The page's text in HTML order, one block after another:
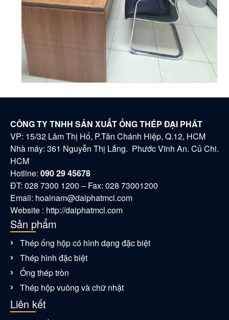
CÔNG TY TNHH SẢN XUẤT ỐNG THÉP ĐẠI PHÁT
VP: 15/32 Lâm Thị Hố, P.Tân Chánh Hiệp, Q.12, HCM
Nhà máy: 361 Nguyễn Thị Lắng. Phước Vĩnh An. Củ Chi.
HCM
Hotline: 090 29 45678
ĐT: 028 7300 1200 – Fax: 028 73001200
Email: hoainam@daiphatmcl.com
Website : http://daiphatmcl.com
Sản phẩm
Thép ống hộp có hình dạng đặc biệt
Thép hình đặc biệt
Ống thép tròn
Thép hộp vuông và chữ nhật
Liên kết